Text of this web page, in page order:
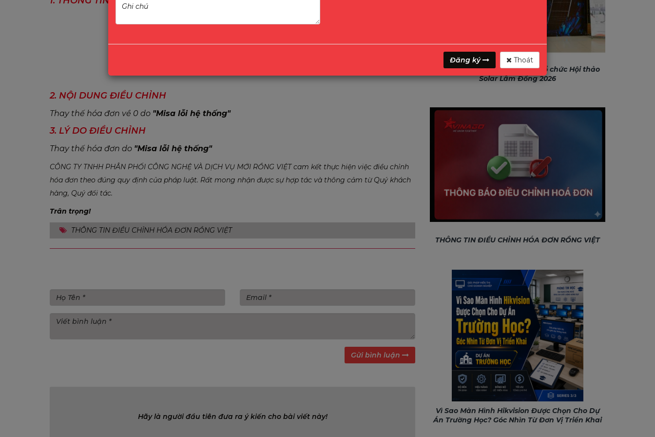
2. NỘI DUNG ĐIỀU CHỈNH
Thay thế hóa đơn về 0 do "Misa lỗi hệ thống"
3. LÝ DO ĐIỀU CHỈNH
Thay thế hóa đơn do "Misa lỗi hệ thống"
CÔNG TY TNHH PHÂN PHỐI CÔNG NGHỆ VÀ DỊCH VỤ MỚI RỒNG VIỆT cam kết thực hiện việc điều chỉnh
hóa đơn theo đúng quy định của pháp luật. Rất mong nhận được sự hợp tác và thông cảm từ Quý khách
hàng, Quý đối tác.
Trân trọng!
THÔNG TIN ĐIỀU CHỈNH HÓA ĐƠN RỒNG VIỆT
Gửi bình luận
Hãy là người đầu tiên đưa ra ý kiến cho bài viết này!
GONEO & VINAGO hân hạnh tổ chức Hội thảo
Solar Lâm Đồng 2026
THÔNG TIN ĐIỀU CHỈNH HÓA ĐƠN RỒNG VIỆT
Vì Sao Màn Hình Hikvision Được Chọn Cho Dự
Án Trường Học? Góc Nhìn Từ Đơn Vị Triển Khai
Đăng ký Thoát